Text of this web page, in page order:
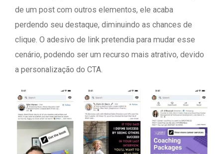
de um post com outros elementos, ele acaba
perdendo seu destaque, diminuindo as chances de
clique. O adesivo de link pretendia para mudar esse
cenário, podendo ser um recurso mais atrativo, devido
a personalização do CTA.